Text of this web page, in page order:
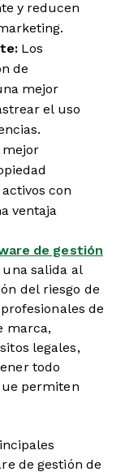
y reducen
Los
de
mejor
el uso
mejor
con
ventaja
de gestión
salida al
del riesgo de
de
marca,
legales,
todo
permiten
de gestión de